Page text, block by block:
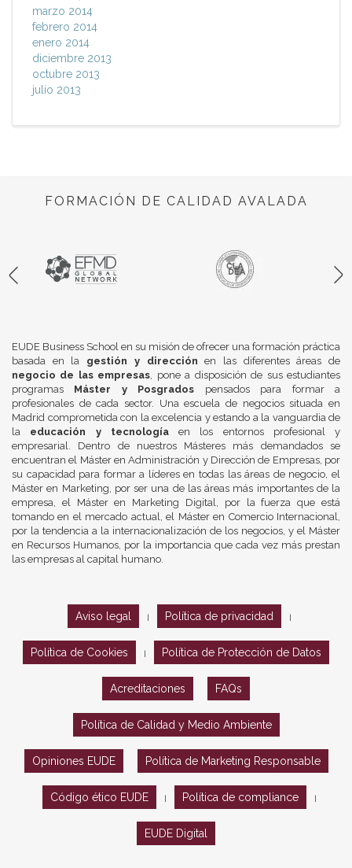
marzo 2014
febrero 2014
enero 2014
diciembre 2013
octubre 2013
julio 2013
FORMACIÓN DE CALIDAD AVALADA
EUDE Business School en su misión de ofrecer una formación práctica
basada en la gestión y dirección en las diferentes áreas de
negocio de las empresas, pone a disposición de sus estudiantes
programas Máster y Posgrados pensados para formar a
profesionales de cada sector. Una escuela de negocios situada en
Madrid comprometida con la excelencia y estando a la vanguardia de
la educación y tecnologíaen los entornos profesional y
empresarial. Dentro de nuestros Másteres más demandados se
encuentran el Máster en Administración y Dirección de Empresas, por
su capacidad para formar a líderes en todas las áreas de negocio, el
Máster en Marketing, por ser una de las áreas más importantes de la
empresa, el Máster en Marketing Digital, por la fuerza que está
tomando en el mercado actual, el Máster en Comercio Internacional,
por la tendencia a la internacionalización de los negocios, y el Máster
en Recursos Humanos, por la importancia que cada vez más prestan
las empresas al capital humano.
Aviso legal Política de privacidad
Política de Cookies Política de Protección de Datos
Acreditaciones FAQs
Política de Calidad y Medio Ambiente
Opiniones EUDE Política de Marketing Responsable
Código ético EUDE Política de compliance
EUDE Digital